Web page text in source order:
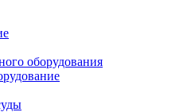
оборудования